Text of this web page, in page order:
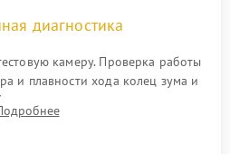
диагностика
камеру. Проверка работы
и плавности хода колец зума и
линз на наличие царапин,
контактов байонета.